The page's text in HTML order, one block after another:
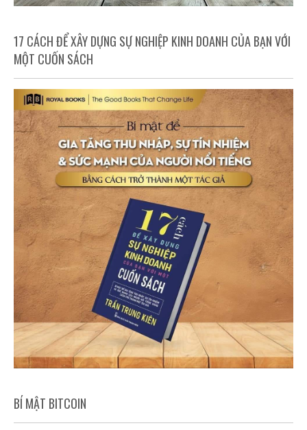
17 CÁCH ĐỂ XÂY DỰNG SỰ NGHIỆP KINH DOANH CỦA BẠN VỚI
MỘT CUỐN SÁCH
BÍ MẬT BITCOIN